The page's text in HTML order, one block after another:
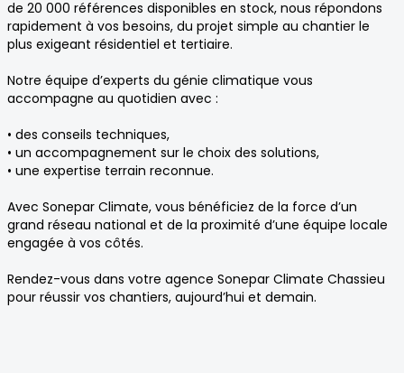
de 20 000 références disponibles en stock, nous répondons
rapidement à vos besoins, du projet simple au chantier le
plus exigeant résidentiel et tertiaire.
Notre équipe d’experts du génie climatique vous
accompagne au quotidien avec :
• des conseils techniques,
• un accompagnement sur le choix des solutions,
• une expertise terrain reconnue.
Avec Sonepar Climate, vous bénéficiez de la force d’un
grand réseau national et de la proximité d’une équipe locale
engagée à vos côtés.
Rendez-vous dans votre agence Sonepar Climate Chassieu
pour réussir vos chantiers, aujourd’hui et demain.